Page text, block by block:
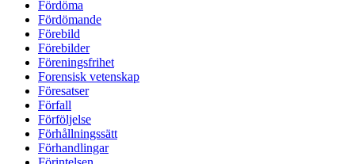
Fördöma
Fördömande
Förebild
Förebilder
Föreningsfrihet
Forensisk vetenskap
Föresatser
Förfall
Förföljelse
Förhållningssätt
Förhandlingar